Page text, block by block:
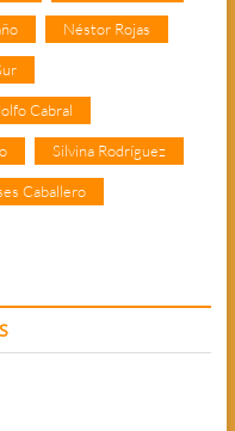
Néstor Rojas
Cabral
Silvina Rodríguez
Caballero